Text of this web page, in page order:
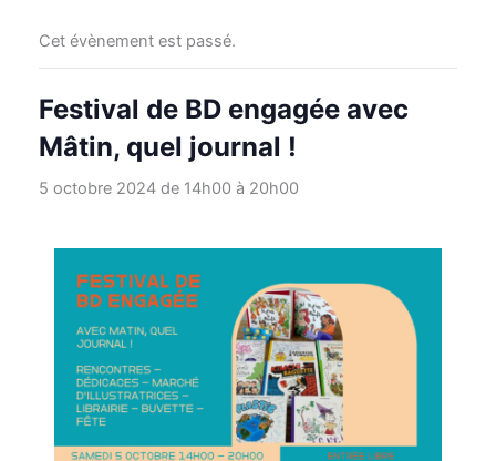
Cet évènement est passé.
Festival de BD engagée avec
Mâtin, quel journal !
5 octobre 2024 de 14h00à 20h00